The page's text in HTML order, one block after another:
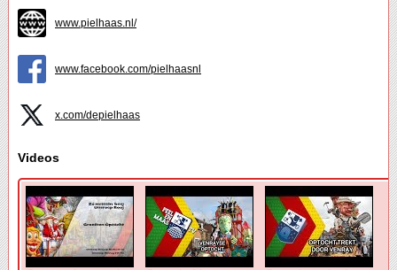
www.pielhaas.nl/
www.facebook.com/pielhaasnl
x.com/depielhaas
Videos